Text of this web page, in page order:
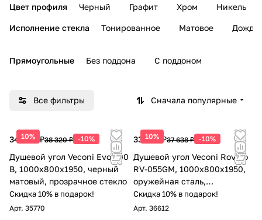
Цвет профиля Черный Графит Хром Никель
Исполнение стекла Тонированное Матовое Дождь
Прямоугольные Без поддона С поддоном
Все фильтры Сначала популярные
10%
34 488 ₽38 320 ₽ -10%
Душевой угол Veconi Evo 300
B, 1000х800x1950, черный
матовый, прозрачное стекло
Скидка 10% в подарок!
Арт. 35770
10%
33 874 ₽37 638 ₽ -10%
Душевой угол Veconi Rovigo
RV-055GM, 1000х800х1950,
оружейная сталь,
прозрачное стекло
Скидка 10% в подарок!
Арт. 36612